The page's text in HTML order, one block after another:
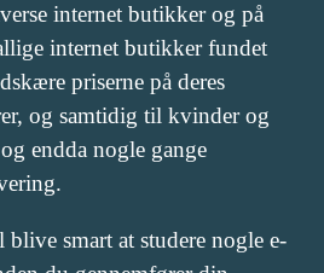
internet butikker og på
internet butikker fundet
priserne på deres
og samtidig til kvinder og
endda nogle gange
smart at studere nogle e-